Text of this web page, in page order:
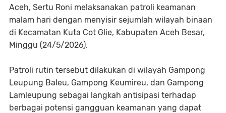
Aceh, Sertu Roni melaksanakan patroli keamanan
malam hari dengan menyisir sejumlah wilayah binaan
di Kecamatan Kuta Cot Glie, Kabupaten Aceh Besar,
Minggu (24/5/2026).
Patroli rutin tersebut dilakukan di wilayah Gampong
Leupung Baleu, Gampong Keumireu, dan Gampong
Lamleupung sebagai langkah antisipasi terhadap
berbagai potensi gangguan keamanan yang dapat